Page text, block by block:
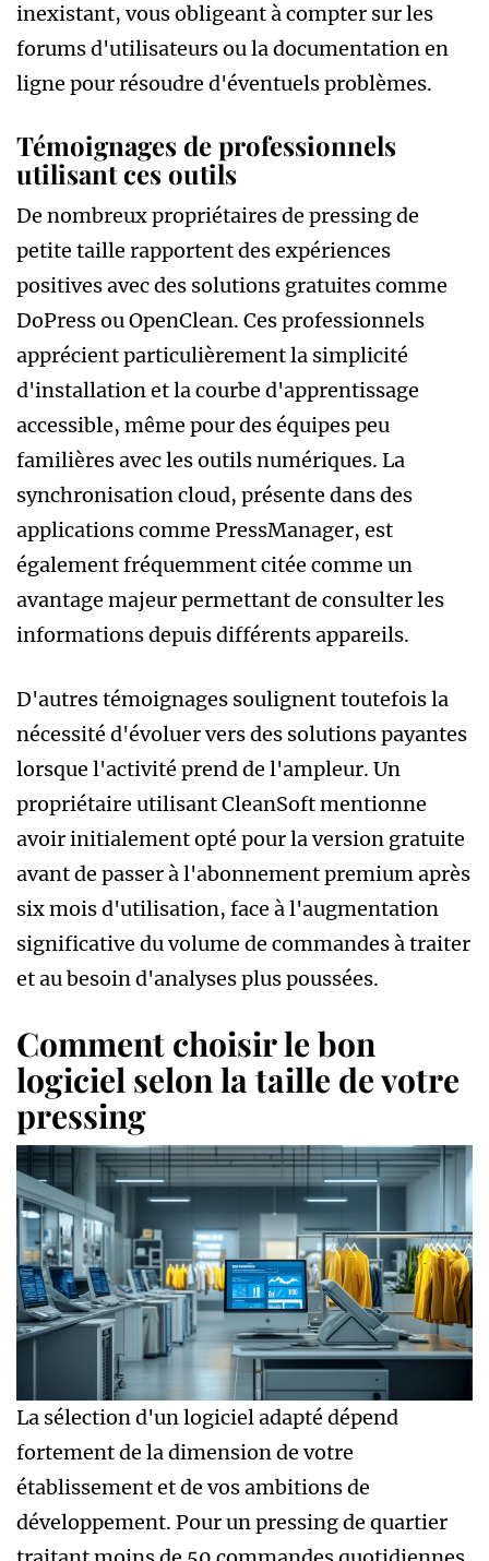
inexistant, vous obligeant à compter sur les
forums d'utilisateurs ou la documentation en
ligne pour résoudre d'éventuels problèmes.
Témoignages de professionnels
utilisant ces outils
De nombreux propriétaires de pressing de
petite taille rapportent des expériences
positives avec des solutions gratuites comme
DoPress ou OpenClean. Ces professionnels
apprécient particulièrement la simplicité
d'installation et la courbe d'apprentissage
accessible, même pour des équipes peu
familières avec les outils numériques. La
synchronisation cloud, présente dans des
applications comme PressManager, est
également fréquemment citée comme un
avantage majeur permettant de consulter les
informations depuis différents appareils.
D'autres témoignages soulignent toutefois la
nécessité d'évoluer vers des solutions payantes
lorsque l'activité prend de l'ampleur. Un
propriétaire utilisant CleanSoft mentionne
avoir initialement opté pour la version gratuite
avant de passer à l'abonnement premium après
six mois d'utilisation, face à l'augmentation
significative du volume de commandes à traiter
et au besoin d'analyses plus poussées.
Comment choisir le bon
logiciel selon la taille de votre
pressing
La sélection d'un logiciel adapté dépend
fortement de la dimension de votre
établissement et de vos ambitions de
développement. Pour un pressing de quartier